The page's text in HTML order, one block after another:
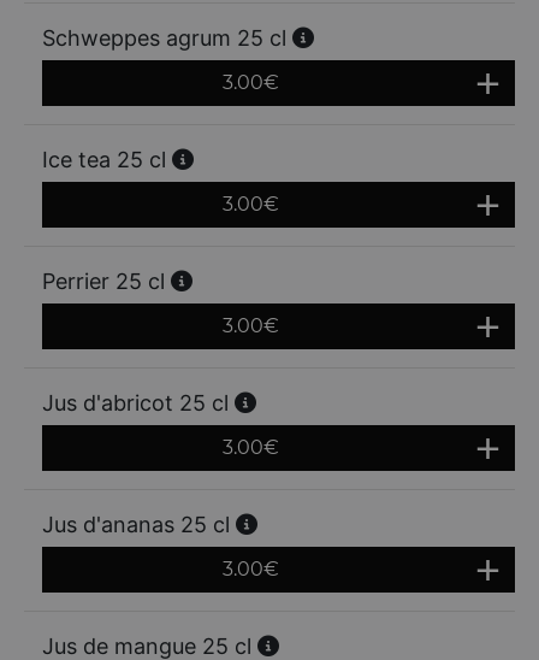
Schweppes agrum 25 cl
3.00€
Ice tea 25 cl
3.00€
Perrier 25 cl
3.00€
Jus d'abricot 25 cl
3.00€
Jus d'ananas 25 cl
3.00€
Jus de mangue 25 cl